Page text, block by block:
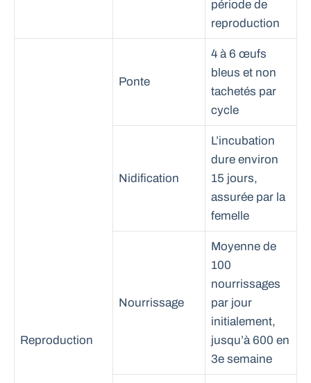
période de
reproduction
Reproduction
Ponte
4 à 6 œufs
bleus et non
tachetés par
cycle
Nidification
L’incubation
dure environ
15 jours,
assurée par la
femelle
Nourrissage
Moyenne de
100
nourrissages
par jour
initialement,
jusqu’à 600 en
3e semaine